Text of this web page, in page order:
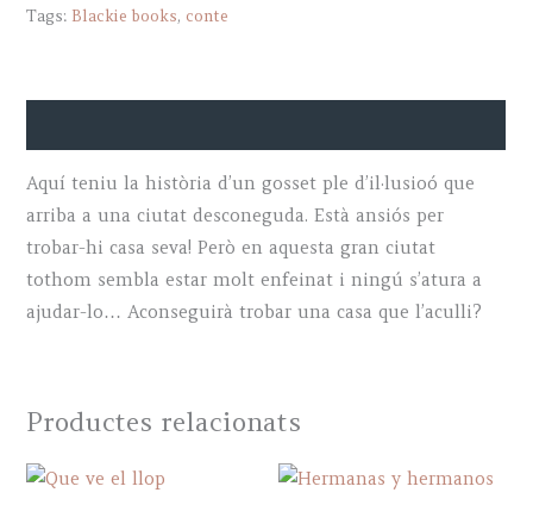
Tags: Blackie books, conte
Aquí teniu la història d’un gosset ple d’il·lusioó que
arriba a una ciutat desconeguda. Està ansiós per
trobar-hi casa seva! Però en aquesta gran ciutat
tothom sembla estar molt enfeinat i ningú s’atura a
ajudar-lo… Aconseguirà trobar una casa que l’aculli?
Productes relacionats